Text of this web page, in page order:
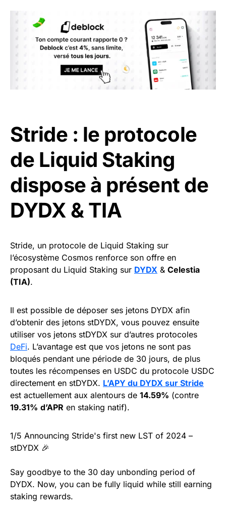
Stride : le protocole
de Liquid Staking
dispose à présent de
DYDX & TIA
Stride, un protocole de Liquid Staking sur
l’écosystème Cosmos renforce son offre en
proposant du Liquid Staking sur DYDX & Celestia
(TIA).
Il est possible de déposer ses jetons DYDX afin
d’obtenir des jetons stDYDX, vous pouvez ensuite
utiliser vos jetons stDYDX sur d’autres protocoles
DeFi. L’avantage est que vos jetons ne sont pas
bloqués pendant une période de 30 jours, de plus
toutes les récompenses en USDC du protocole USDC
directement en stDYDX. L’APY du DYDX sur Stride
est actuellement aux alentours de 14.59% (contre
19.31% d’APR en staking natif).
1/5 Announcing Stride's first new LST of 2024 –
stDYDX 🎉
Say goodbye to the 30 day unbonding period of
DYDX. Now, you can be fully liquid while still earning
staking rewards.